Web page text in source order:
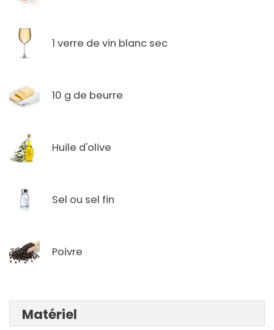
1 verre de vin blanc sec
10 g de beurre
Huile d'olive
Sel ou sel fin
Poivre
Matériel